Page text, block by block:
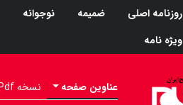
روزنامه اصلی ضمیمه نوجوانه
ویژه نامه
عناوین صفحه نسخه Pdf